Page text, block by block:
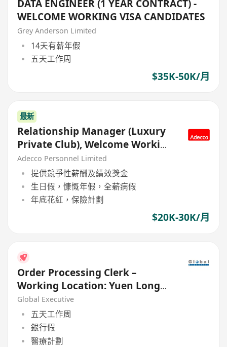
DATA ENGINEER (1 YEAR CONTRACT) -
WELCOME WORKING VISA CANDIDATES
Grey Anderson Limited
14天有薪年假
五天工作周
$35K-50K/月
最新
Relationship Manager (Luxury
Private Club), Welcome Working
VISA Holders
Adecco Personnel Limited
提供競爭性薪酬及績效獎金
生日假，慷慨年假，全薪病假
年底花紅，保險計劃
$20K-30K/月
Order Processing Clerk –
Working Location: Yuen Long
Industrial Estate
Global Executive
五天工作周
銀行假
醫療計劃